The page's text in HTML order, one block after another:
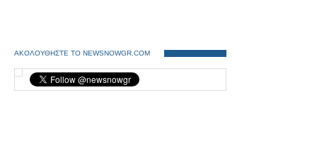
ΑΚΟΛΟΥΘΗΣΤΕ ΤΟ NEWSNOWGR.COM